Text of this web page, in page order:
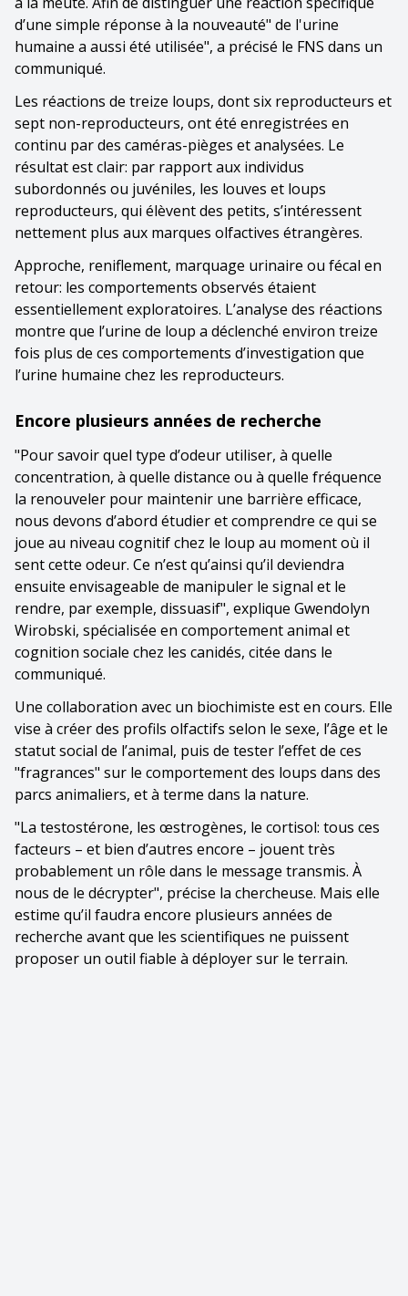
d’une simple réponse à la nouveauté" de l'urine
humaine a aussi été utilisée", a précisé le FNS dans un
communiqué.
Les réactions de treize loups, dont six reproducteurs et
sept non-reproducteurs, ont été enregistrées en
continu par des caméras-pièges et analysées. Le
résultat est clair: par rapport aux individus
subordonnés ou juvéniles, les louves et loups
reproducteurs, qui élèvent des petits, s’intéressent
nettement plus aux marques olfactives étrangères.
Approche, reniflement, marquage urinaire ou fécal en
retour: les comportements observés étaient
essentiellement exploratoires. L’analyse des réactions
montre que l’urine de loup a déclenché environ treize
fois plus de ces comportements d’investigation que
l’urine humaine chez les reproducteurs.
Encore plusieurs années de recherche
"Pour savoir quel type d’odeur utiliser, à quelle
concentration, à quelle distance ou à quelle fréquence
la renouveler pour maintenir une barrière efficace,
nous devons d’abord étudier et comprendre ce qui se
joue au niveau cognitif chez le loup au moment où il
sent cette odeur. Ce n’est qu’ainsi qu’il deviendra
ensuite envisageable de manipuler le signal et le
rendre, par exemple, dissuasif", explique Gwendolyn
Wirobski, spécialisée en comportement animal et
cognition sociale chez les canidés, citée dans le
communiqué.
Une collaboration avec un biochimiste est en cours. Elle
vise à créer des profils olfactifs selon le sexe, l’âge et le
statut social de l’animal, puis de tester l’effet de ces
"fragrances" sur le comportement des loups dans des
parcs animaliers, et à terme dans la nature.
"La testostérone, les œstrogènes, le cortisol: tous ces
facteurs – et bien d’autres encore – jouent très
probablement un rôle dans le message transmis. À
nous de le décrypter", précise la chercheuse. Mais elle
estime qu’il faudra encore plusieurs années de
recherche avant que les scientifiques ne puissent
proposer un outil fiable à déployer sur le terrain.